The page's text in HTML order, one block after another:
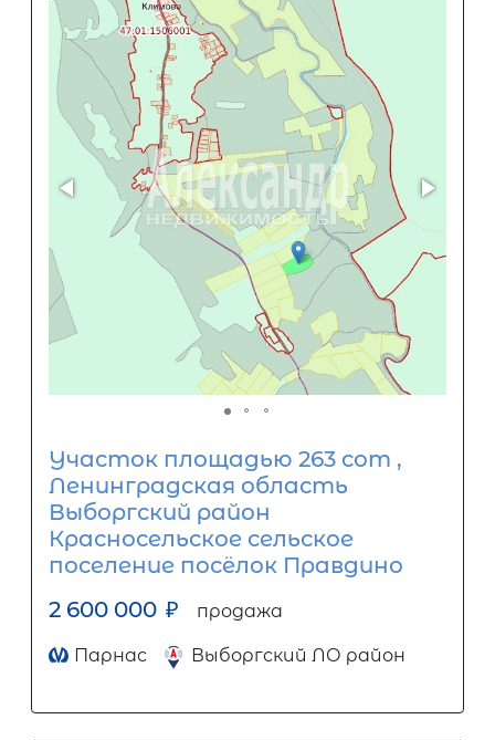
Участок площадью 263 сот ,
Ленинградская область
Выборгский район
Красносельское сельское
поселение посёлок Правдино
2 600 000 ₽ продажа
Парнас Выборгский ЛО район